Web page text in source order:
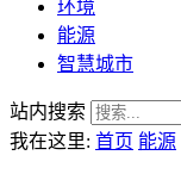
环境
能源
智慧城市
站内搜索
我在这里: 首页 能源